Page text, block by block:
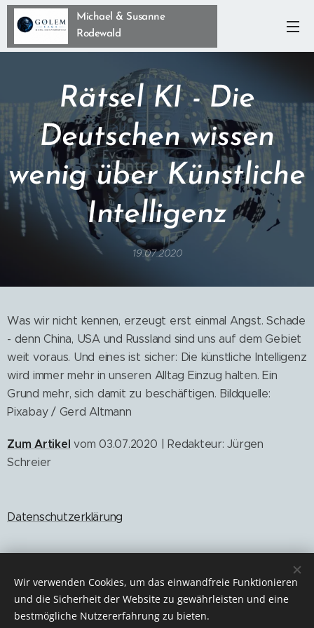
Michael & Susanne
Rodewald
Rätsel KI - Die
Deutschen wissen
wenig über Künstliche
Intelligenz
19.07.2020
Was wir nicht kennen, erzeugt erst einmal Angst. Schade
- denn China, USA und Russland sind uns auf dem Gebiet
weit voraus. Und eines ist sicher: Die künstliche Intelligenz
wird immer mehr in unseren Alltag Einzug halten. Ein
Grund mehr, sich damit zu beschäftigen. Bildquelle:
Pixabay / Gerd Altmann
Zum Artikel vom 03.07.2020 | Redakteur: Jürgen
Schreier
Datenschutzerklärung
Share
Wir verwenden Cookies, um das einwandfreie Funktionieren
und die Sicherheit der Website zu gewährleisten und eine
bestmögliche Nutzererfahrung zu bieten.